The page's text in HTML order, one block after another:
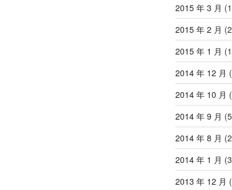
2015 年 3 月
2015 年 2 月
2015 年 1 月
2014 年 12 月
2014 年 10 月
2014 年 9 月
2014 年 8 月
2014 年 1 月
2013 年 12 月